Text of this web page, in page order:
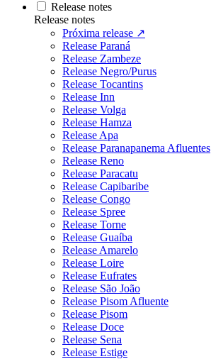
Release notes
Release notes
Próxima release ↗
Release Paraná
Release Zambeze
Release Negro/Purus
Release Tocantins
Release Inn
Release Volga
Release Hamza
Release Apa
Release Paranapanema Afluentes
Release Reno
Release Paracatu
Release Capibaribe
Release Congo
Release Spree
Release Torne
Release Guaíba
Release Amarelo
Release Loire
Release Eufrates
Release São João
Release Pisom Afluente
Release Pisom
Release Doce
Release Sena
Release Estige